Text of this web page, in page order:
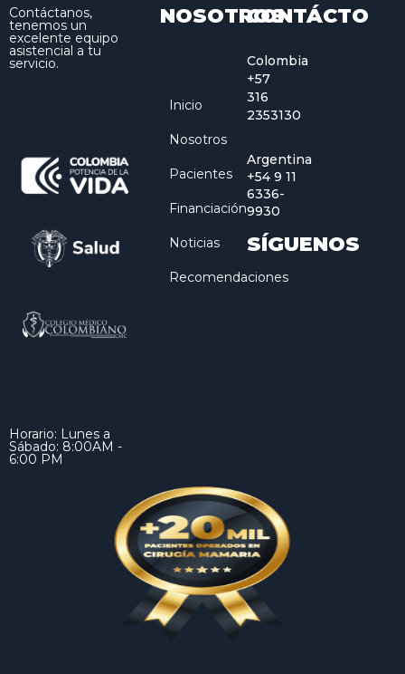
Contáctanos,
tenemos un
excelente equipo
asistencial a tu
servicio.
Horario: Lunes a
Sábado: 8:00AM -
6:00 PM
NOSOTROS
Inicio
Nosotros
Pacientes
Financiación
Noticias
Recomendaciones
CONTÁCTO
Colombia
+57
316
2353130
Argentina
+54 9 11
6336-
9930
SÍGUENOS